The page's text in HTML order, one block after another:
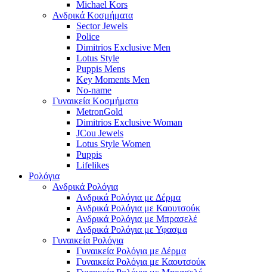
Michael Kors
Ανδρικά Κοσμήματα
Sector Jewels
Police
Dimitrios Exclusive Men
Lotus Style
Puppis Mens
Key Moments Men
No-name
Γυναικεία Κοσμήματα
MetronGold
Dimitrios Exclusive Woman
JCou Jewels
Lotus Style Women
Puppis
Lifelikes
Ρολόγια
Ανδρικά Ρολόγια
Ανδρικά Ρολόγια με Δέρμα
Ανδρικά Ρολόγια με Καουτσούκ
Ανδρικά Ρολόγια με Μπρασελέ
Ανδρικά Ρολόγια με Υφασμα
Γυναικεία Ρολόγια
Γυναικεία Ρολόγια με Δέρμα
Γυναικεία Ρολόγια με Καουτσούκ